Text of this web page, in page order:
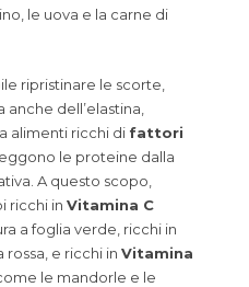
le uova e la carne di
ripristinare le scorte,
dell’elastina,
alimenti ricchi di fattori
le proteine dalla
A questo scopo,
ricchi in Vitamina C
a foglia verde, ricchi in
e ricchi in Vitamina
le mandorle e le